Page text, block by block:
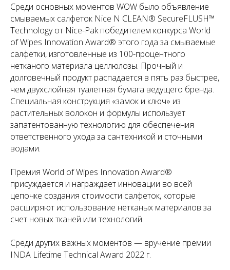
Среди основных моментов WOW было объявление
смываемых салфеток Nice N CLEAN® SecureFLUSH™
Technology от Nice-Pak победителем конкурса World
of Wipes Innovation Award® этого года за смываемые
салфетки, изготовленные из 100-процентного
нетканого материала целлюлозы. Прочный и
долговечный продукт распадается в пять раз быстрее,
чем двухслойная туалетная бумага ведущего бренда.
Специальная конструкция «замок и ключ» из
растительных волокон и формулы использует
запатентованную технологию для обеспечения
ответственного ухода за сантехникой и сточными
водами.
Премия World of Wipes Innovation Award®
присуждается и награждает инновации во всей
цепочке создания стоимости салфеток, которые
расширяют использование нетканых материалов за
счет новых тканей или технологий.
Среди других важных моментов — вручение премии
INDA Lifetime Technical Award 2022 г.